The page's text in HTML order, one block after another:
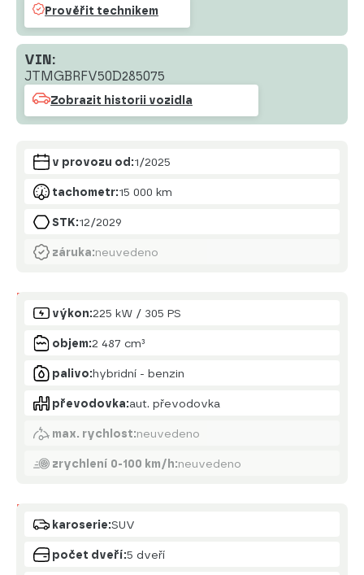
Prověřit technikem
VIN:
JTMGBRFV50D285075
Zobrazit historii vozidla
v provozu od:1/2025
tachometr:15 000 km
STK:12/2029
záruka:neuvedeno
Motor
výkon:225 kW / 305 PS
objem:2 487 cm³
palivo:hybridní - benzin
převodovka:aut. převodovka
max. rychlost:neuvedeno
zrychlení 0-100 km/h:neuvedeno
Karoserie
karoserie:SUV
počet dveří:5 dveří